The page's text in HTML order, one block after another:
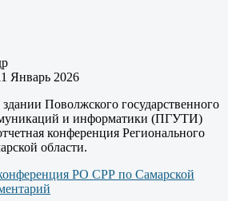
Январь 2026
здании Поволжского государственного
и информатики (ПГУТИ)
конференция Регионального
области.
РО СРР по Самарской